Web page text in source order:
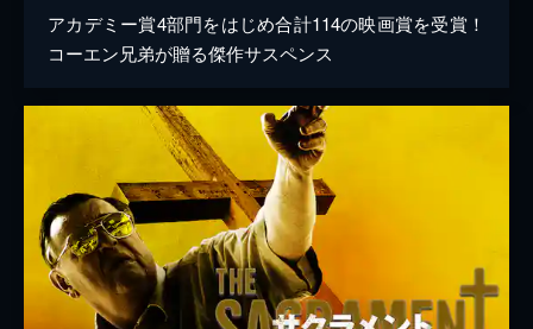
アカデミー賞4部門をはじめ合計114の映画賞を受賞！
コーエン兄弟が贈る傑作サスペンス